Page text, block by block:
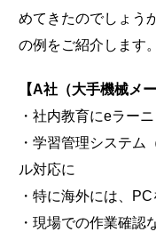
めてきたのでしょう
の例をご紹介します。
【A社（大手機械メ
・社内教育にeラー
・学習管理システム
ル対応に
・特に海外には、
・現場での作業確認